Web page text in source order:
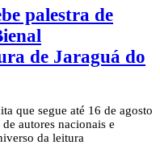
palestra de
de Jaraguá do
que segue até 16 de agosto
autores nacionais e
da leitura